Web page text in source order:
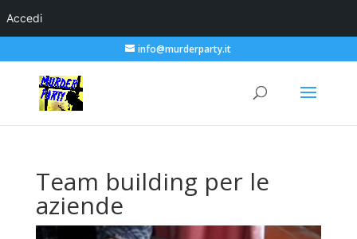
Accedi
info@murderparty.it
Team building per le
aziende